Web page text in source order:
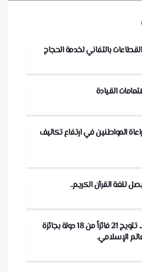
بالتفاني لخدمة الحجاج
القيادة
المواطنين في ارتفاع تكاليف
للغة القرآن الكريم..
برعاية خادم الحرمين.. تتويج 21 فائزاً من 18 دولة بجائزة
الإسلامي.